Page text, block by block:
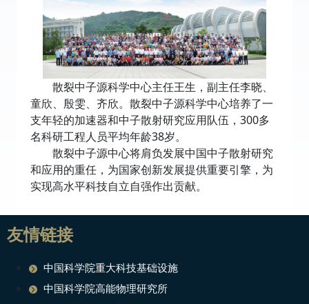
散裂中子源科学中心主任王生，副主任李晓、
童欣、殷雯、齐欣。散裂中子源科学中心培养了一
支年轻的加速器和中子散射研究应用队伍，300多
名科研工程人员平均年龄38岁。
散裂中子源中心将肩负发展中国中子散射研究
和应用的重任，为国家创新发展提供重要引擎，为
实现高水平科技自立自强作出贡献。
友情链接
中国科学院重大科技基础设施
中国科学院高能物理研究所